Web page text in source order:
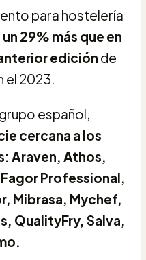
para hostelería
un 29% más que en
edición de
el 2023.
español,
cercana a los
Araven, Athos,
Professional,
Mibrasa, Mychef,
QualityFry, Salva,